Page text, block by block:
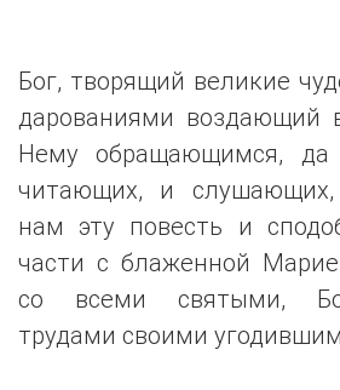
Бог, творящий великие
дарованиями воздающий
Нему обращающимся, да
читающих, и
нам эту повесть и
части с блаженной
со всеми святыми,
трудами своими